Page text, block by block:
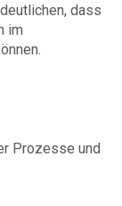
dass
im
Prozesse und